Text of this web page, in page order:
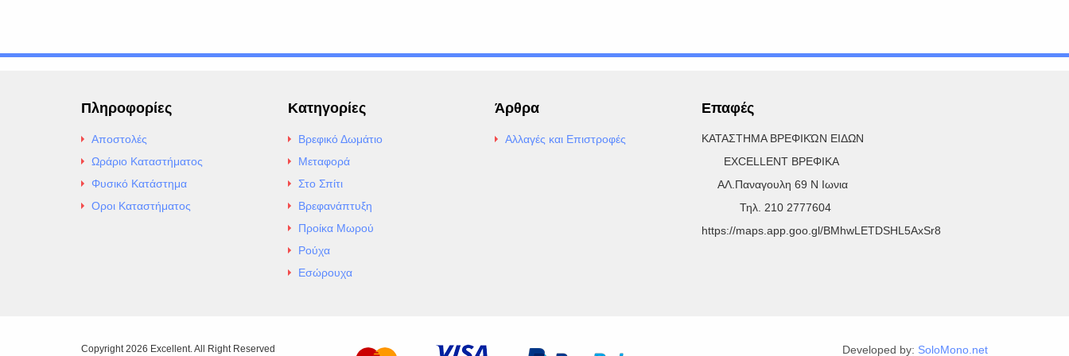
Πληροφορίες
Αποστολές
Ωράριο Καταστήματος
Φυσικό Κατάστημα
Οροι Καταστήματος
Κατηγορίες
Βρεφικό Δωμάτιο
Μεταφορά
Στο Σπίτι
Βρεφανάπτυξη
Προίκα Μωρού
Ρούχα
Εσώρουχα
Άρθρα
Αλλαγές και Επιστροφές
Επαφές
ΚΑΤΑΣΤΗΜΑ ΒΡΕΦΙΚΏΝ ΕΙΔΩΝ
EXCELLENT ΒΡΕΦΙΚΑ
ΑΛ.Παναγουλη 69 Ν Ιωνια
Τηλ. 210 2777604
https://maps.app.goo.gl/BMhwLETDSHL5AxSr8
Copyright 2026 Excellent. All Right Reserved
Developed by: SoloMono.net